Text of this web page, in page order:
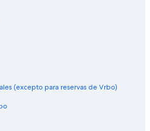
(excepto para reservas de Vrbo)